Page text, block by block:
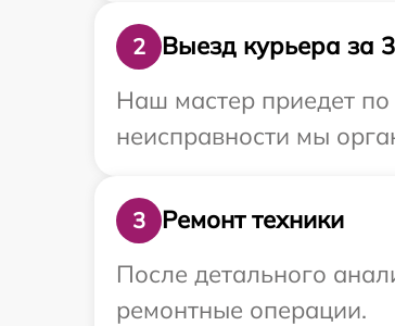
2
Выезд курьера за
Наш мастер приедет
неисправности мы
3
Ремонт техники
После детального
ремонтные операции.